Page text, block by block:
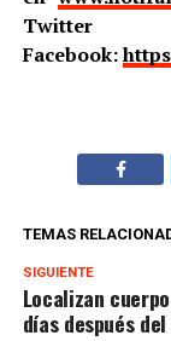
Twitter
Facebook:
TEMAS
SIGUIENTE
Localizan
días después